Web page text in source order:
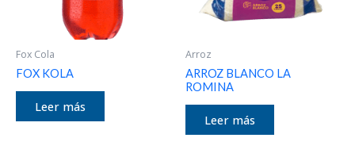
Fox Cola
FOX KOLA
Leer más
Arroz
ARROZ BLANCO LA
ROMINA
Leer más